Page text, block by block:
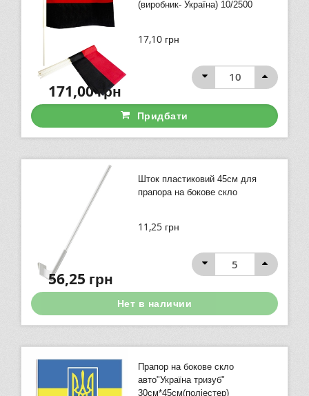
(виробник- Україна) 10/2500
17,10 грн
171,00грн
Придбати
Шток пластиковий 45см для
прапора на бокове скло
11,25 грн
56,25 грн
Нет в наличии
Прапор на бокове скло
авто"Україна тризуб"
30см*45см(поліестер)